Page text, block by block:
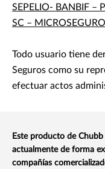
SEPELIO- BANBIF –
SC –
Todo usuario tiene
Seguros como su
efectuar actos
Este producto de Chubb
actualmente de forma
compañías